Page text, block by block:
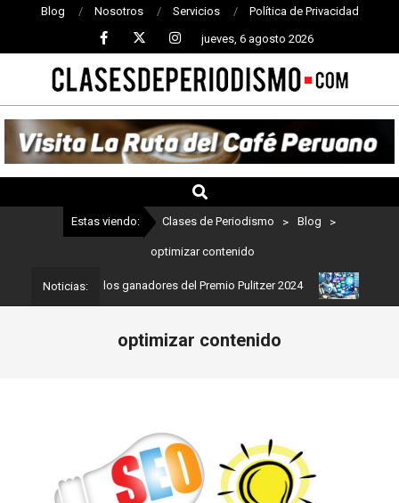
Blog Nosotros Servicios Política de Privacidad
jueves, 6 agosto 2026
CLASES
DE
PERIODISMO
Estas viendo: Clases de Periodismo > Blog >
optimizar contenido
Noticias:
Estos son los ganadores del Premio Pulitzer 2024
optimizar contenido